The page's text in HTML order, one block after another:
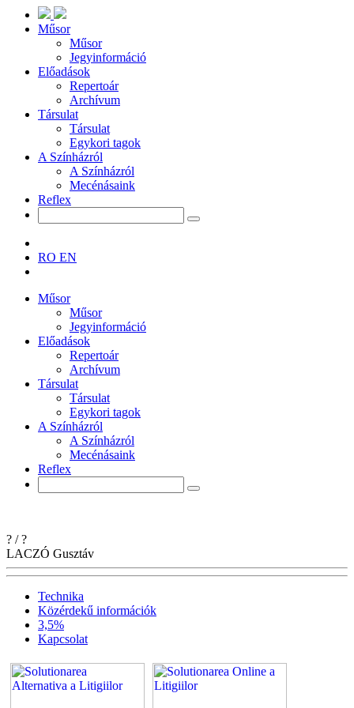
Műsor
Műsor
Jegyinformáció
Előadások
Repertoár
Archívum
Társulat
Társulat
Egykori tagok
A Színházról
A Színházról
Mecénásaink
Reflex
RO EN
Műsor
Műsor
Jegyinformáció
Előadások
Repertoár
Archívum
Társulat
Társulat
Egykori tagok
A Színházról
A Színházról
Mecénásaink
Reflex
? /?
LACZÓ Gusztáv
Technika
Közérdekű információk
3,5%
Kapcsolat